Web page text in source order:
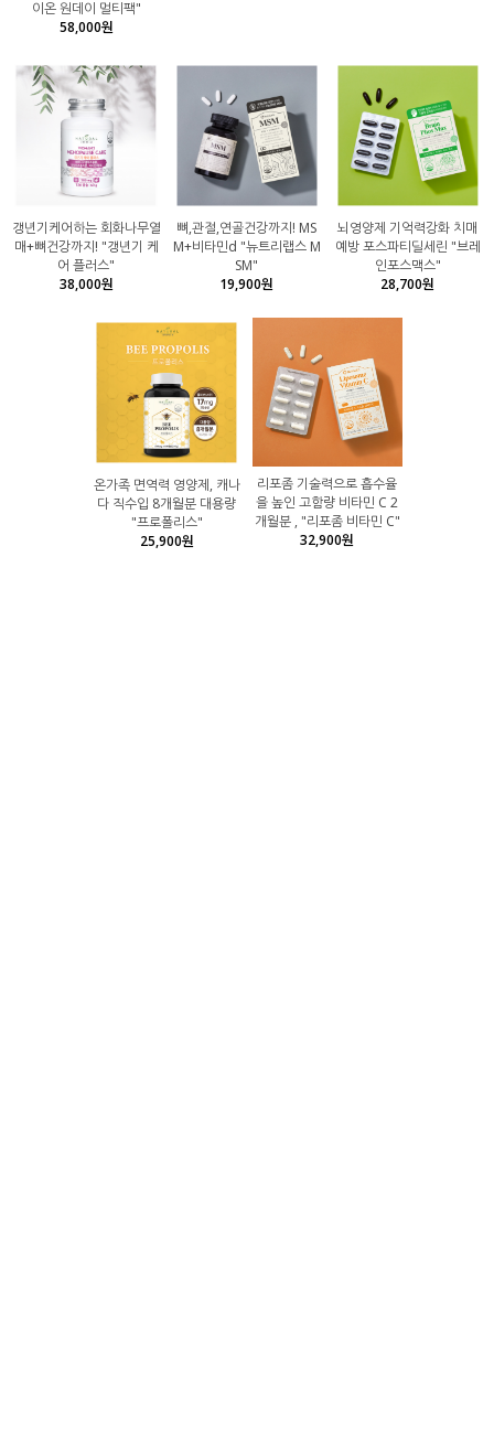
이온 원데이 멀티팩"
58,000원
갱년기케어하는 회화나무열
매+뼈건강까지! "갱년기 케
어 플러스"
38,000원
뼈,관절,연골건강까지! MS
M+비타민d "뉴트리랩스 M
SM"
19,900원
뇌영양제 기억력강화 치매
예방 포스파티딜세린 "브레
인포스맥스"
28,700원
온가족 면역력 영양제, 캐나
다 직수입 8개월분 대용량
"프로폴리스"
25,900원
리포좀 기술력으로 흡수율
을 높인 고함량 비타민 C 2
개월분 , "리포좀 비타민 C"
32,900원